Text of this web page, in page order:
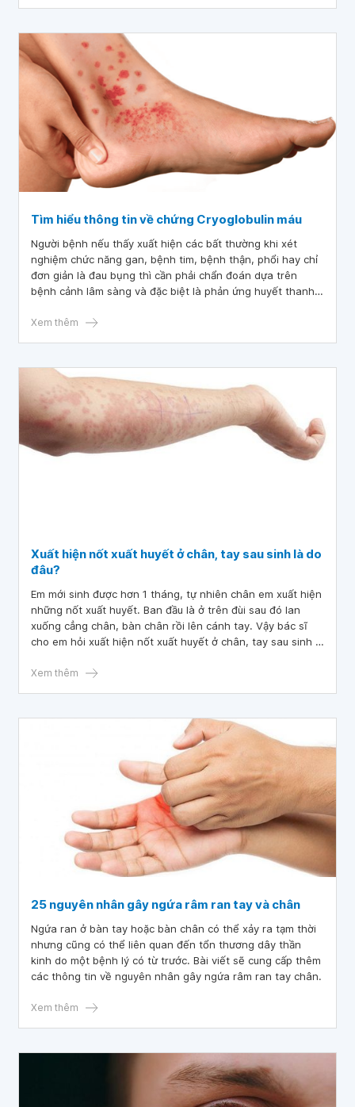
Tìm hiểu thông tin về chứng Cryoglobulin máu
Người bệnh nếu thấy xuất hiện các bất thường khi xét
nghiệm chức năng gan, bệnh tim, bệnh thận, phổi hay chỉ
đơn giản là đau bụng thì cần phải chẩn đoán dựa trên
bệnh cảnh lâm sàng và đặc biệt là phản ứng huyết thanh
Xem thêm
Xuất hiện nốt xuất huyết ở chân, tay sau sinh là do
đâu?
Em mới sinh được hơn 1 tháng, tự nhiên chân em xuất hiện
những nốt xuất huyết. Ban đầu là ở trên đùi sau đó lan
xuống cẳng chân, bàn chân rồi lên cánh tay. Vậy bác sĩ
cho em hỏi xuất hiện nốt xuất huyết ở chân, tay sau sinh là
Xem thêm
25 nguyên nhân gây ngứa râm ran tay và chân
Ngứa ran ở bàn tay hoặc bàn chân có thể xảy ra tạm thời
nhưng cũng có thể liên quan đến tổn thương dây thần
kinh do một bệnh lý có từ trước. Bài viết sẽ cung cấp thêm
các thông tin về nguyên nhân gây ngứa râm ran tay chân.
Xem thêm